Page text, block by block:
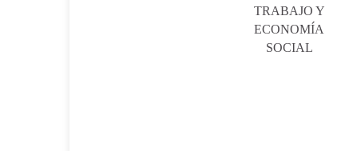
TRABAJO Y
ECONOMÍA
SOCIAL